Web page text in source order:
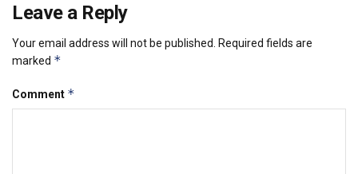
Leave a Reply
Your email address will not be published.
Required fields are
marked *
Comment *